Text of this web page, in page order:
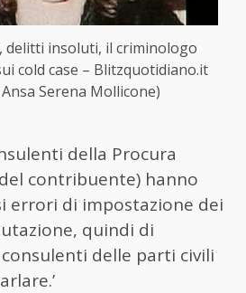
delitti insoluti, il criminologo
cold case – Blitzquotidiano.it
Serena Mollicone)
della Procura
contribuente) hanno
errori di impostazione dei
quindi di
delle parti civili